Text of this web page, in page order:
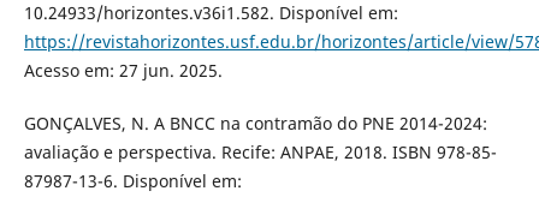
10.24933/horizontes.v36i1.582. Disponível em:
https://revistahorizontes.usf.edu.br/horizontes/article/view/
Acesso em: 27 jun. 2025.
GONÇALVES, N. A BNCC na contramão do PNE 2014-2024:
avaliação e perspectiva. Recife: ANPAE, 2018. ISBN 978-85-
87987-13-6. Disponível em: